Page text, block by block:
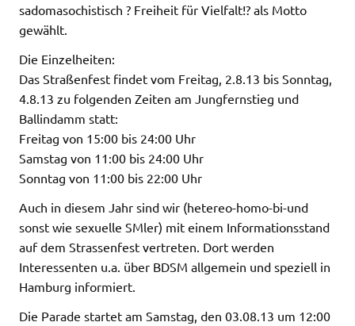
sadomasochistisch ? Freiheit für Vielfalt!? als Motto
gewählt.
Die Einzelheiten:
Das Straßenfest findet vom Freitag, 2.8.13 bis Sonntag,
4.8.13 zu folgenden Zeiten am Jungfernstieg und
Ballindamm statt:
Freitag von 15:00 bis 24:00 Uhr
Samstag von 11:00 bis 24:00 Uhr
Sonntag von 11:00 bis 22:00 Uhr
Auch in diesem Jahr sind wir (hetereo-homo-bi-und
sonst wie sexuelle SMler) mit einem Informationsstand
auf dem Strassenfest vertreten. Dort werden
Interessenten u.a. über BDSM allgemein und speziell in
Hamburg informiert.
Die Parade startet am Samstag, den 03.08.13 um 12:00